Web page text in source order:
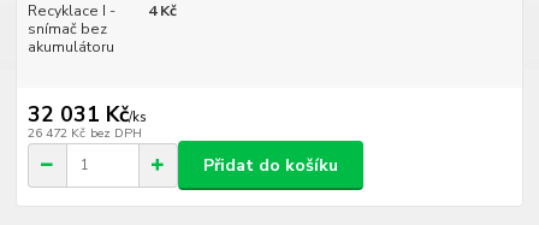
Recyklace I -
snímač bez
akumulátoru
4 Kč
32 031 Kč/ks
26 472 Kč bez DPH
Přidat do košíku